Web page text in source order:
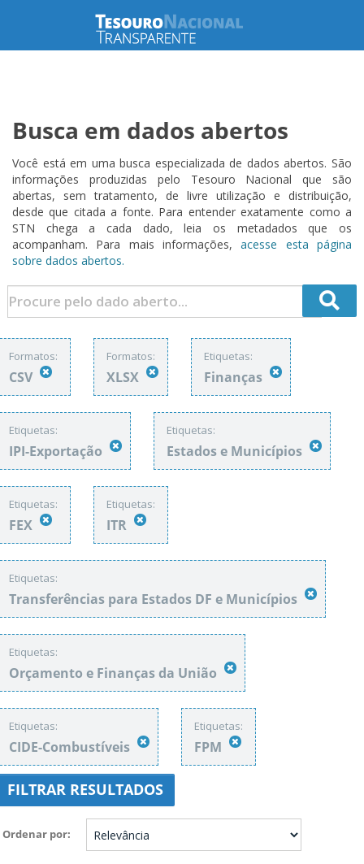
Busca em dados abertos
Você está em uma busca especializada de dados abertos. São
informações produzidas pelo Tesouro Nacional que são
abertas, sem tratamento, de livre utilização e distribuição,
desde que citada a fonte. Para entender exatamente como a
STN chega a cada dado, leia os metadados que os
acompanham. Para mais informações,acesse esta página
sobre dados abertos.
Formatos:
CSV
Formatos:
XLSX
Etiquetas:
Finanças
Etiquetas:
IPI-Exportação
Etiquetas:
Estados e Municípios
Etiquetas:
FEX
Etiquetas:
ITR
Etiquetas:
Transferências para Estados DF e Municípios
Etiquetas:
Orçamento e Finanças da União
Etiquetas:
CIDE-Combustíveis
Etiquetas:
FPM
FILTRAR RESULTADOS
Ordenar por